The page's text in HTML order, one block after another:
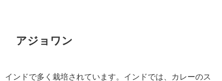
アジョワン
インドで多く栽培されています。インドでは、カレーのス